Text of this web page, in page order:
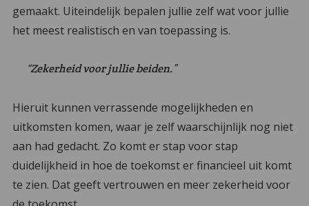
gemaakt. Uiteindelijk bepalen jullie zelf wat voor jullie
het meest realistisch en van toepassing is.
“Zekerheid voor jullie beiden.”
Hieruit kunnen verrassende mogelijkheden en
uitkomsten komen, waar je zelf waarschijnlijk nog niet
aan had gedacht. Zo komt er stap voor stap
duidelijkheid in hoe de toekomst er financieel uit komt
te zien. Dat geeft vertrouwen en meer zekerheid voor